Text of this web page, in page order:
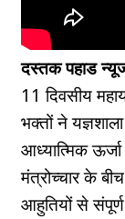
दस्तक पहाड
11 दिवसीय
भक्तों ने
आध्यात्मिक
मंत्रोच्चार के
आहुतियों से संपूर्ण